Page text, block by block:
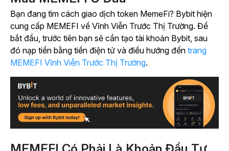
Bạn đang tìm cách giao dịch token MemeFi? Bybit hiện
cung cấp MEMEFI về Vĩnh Viễn Trước Thị Trường. Để
bắt đầu, trước tiên bạn sẽ cần tạo tài khoản Bybit, sau
đó nạp tiền bằng tiền điện tử và điều hướng đến trang
MEMEFI Vĩnh Viễn Trước Thị Trường.